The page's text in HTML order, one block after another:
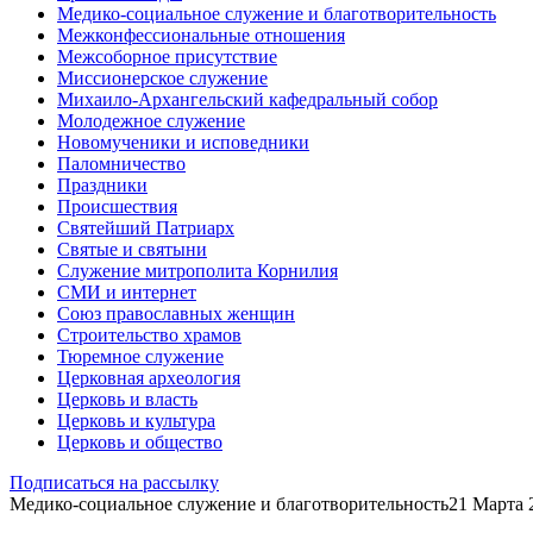
Медико-социальное служение и благотворительность
Межконфессиональные отношения
Межсоборное присутствие
Миссионерское служение
Михаило-Архангельский кафедральный собор
Молодежное служение
Новомученики и исповедники
Паломничество
Праздники
Происшествия
Святейший Патриарх
Святые и святыни
Служение митрополита Корнилия
СМИ и интернет
Союз православных женщин
Строительство храмов
Тюремное служение
Церковная археология
Церковь и власть
Церковь и культура
Церковь и общество
Подписаться на рассылку
Медико-социальное служение и благотворительность21 Марта